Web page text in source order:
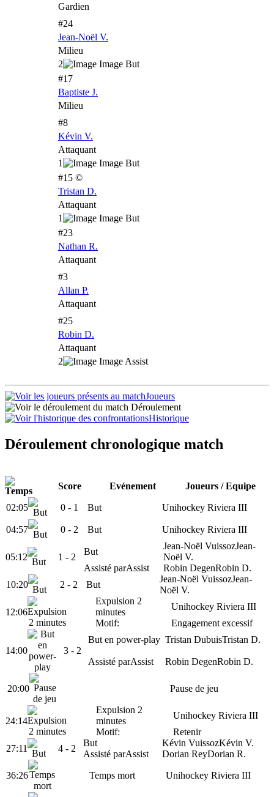
Gardien
#24
Jean-Noël V.
Milieu
2
#17
Baptiste J.
Milieu
#8
Kévin V.
Attaquant
1
#15 ©
Tristan D.
Attaquant
1
#23
Nathan R.
Attaquant
#3
Allan P.
Attaquant
#25
Robin D.
Attaquant
2
Joueurs
Déroulement
Historique
Déroulement chronologique match
Score Evénement Joueurs / Equipe
02:05 0 - 1 But Unihockey Riviera III
04:57 0 - 2 But Unihockey Riviera III
05:12 1 - 2
But
Jean-Noël VuissozJean-
Noël V.
Assisté parAssist Robin DegenRobin D.
10:20
2 - 2 But
Jean-Noël VuissozJean-
Noël V.
12:06
Expulsion 2
minutes
Unihockey Riviera III
Motif:
Engagement excessif
14:00 3 - 2
But en power-play Tristan DubuisTristan D.
Assisté parAssist Robin DegenRobin D.
20:00 Pause de jeu
24:14
Expulsion 2
minutes
Unihockey Riviera III
Motif:
Retenir
27:11
4- 2
But Kévin VuissozKévin V.
Assisté parAssist Dorian ReyDorian R.
36:26 Temps mort Unihockey Riviera III